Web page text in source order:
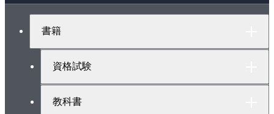
書籍
資格試験
教科書